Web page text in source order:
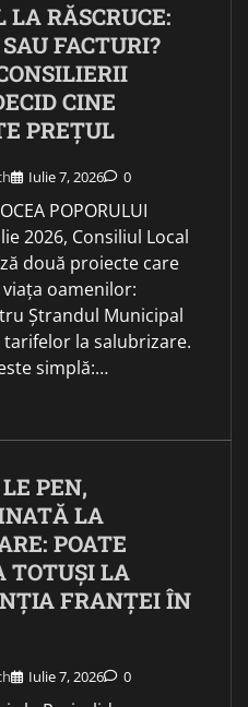
LA RĂSCRUCE:
FACTURI?
CINE
PREȚUL
Iulie 7, 2026 0
POPORULUI
2026, Consiliul Local
două proiecte care
oamenilor:
Ștrandul Municipal
la salubrizare.
simplă:…
PEN,
LA
POATE
TOTUȘI LA
FRANȚEI ÎN
Iulie 7, 2026 0